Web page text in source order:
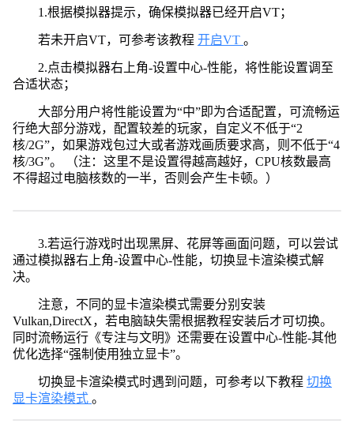
1.根据模拟器提示，确保模拟器已经开启VT；
若未开启VT，可参考该教程 开启VT 。
2.点击模拟器右上角-设置中心-性能，将性能设置调至
合适状态；
大部分用户将性能设置为“中”即为合适配置，可流畅运
行绝大部分游戏，配置较差的玩家，自定义不低于“2
核/2G”，如果游戏包过大或者游戏画质要求高，则不低于“4
核/3G”。 （注：这里不是设置得越高越好，CPU核数最高
不得超过电脑核数的一半，否则会产生卡顿。）
3.若运行游戏时出现黑屏、花屏等画面问题，可以尝试
通过模拟器右上角-设置中心-性能，切换显卡渲染模式解
决。
注意，不同的显卡渲染模式需要分别安装
Vulkan,DirectX，若电脑缺失需根据教程安装后才可切换。
同时流畅运行《专注与文明》还需要在设置中心-性能-其他
优化选择“强制使用独立显卡”。
切换显卡渲染模式时遇到问题，可参考以下教程 切换
显卡渲染模式 。